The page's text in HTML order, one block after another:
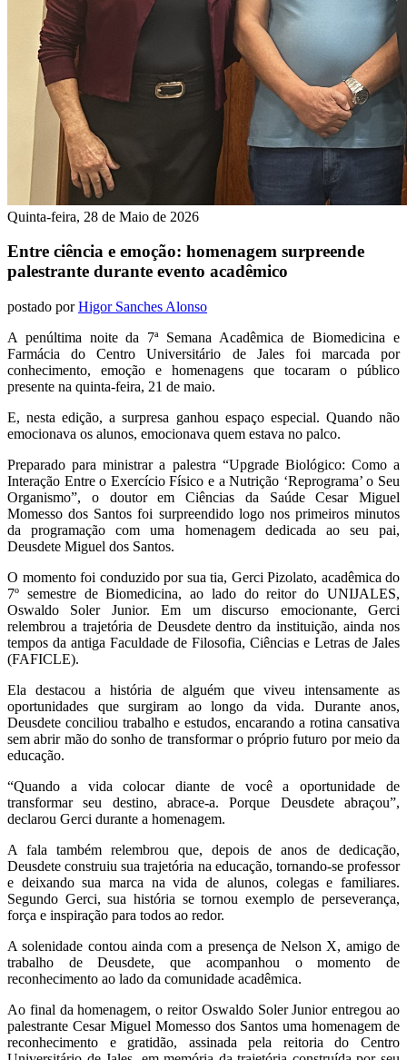
Quinta-feira, 28 de Maio de 2026
Entre ciência e emoção: homenagem surpreende
palestrante durante evento acadêmico
postado porHigor Sanches Alonso
A penúltima noite da 7ª Semana Acadêmica de Biomedicina e
Farmácia do Centro Universitário de Jales foi marcada por
conhecimento, emoção e homenagens que tocaram o público
presente na quinta-feira, 21 de maio.
E, nesta edição, a surpresa ganhou espaço especial. Quando não
emocionava os alunos, emocionava quem estava no palco.
Preparado para ministrar a palestra “Upgrade Biológico: Como a
Interação Entre o Exercício Físico e a Nutrição ‘Reprograma’ o Seu
Organismo”, o doutor em Ciências da Saúde Cesar Miguel
Momesso dos Santos foi surpreendido logo nos primeiros minutos
da programação com uma homenagem dedicada ao seu pai,
Deusdete Miguel dos Santos.
O momento foi conduzido por sua tia, Gerci Pizolato, acadêmica do
7º semestre de Biomedicina, ao lado do reitor do UNIJALES,
Oswaldo Soler Junior. Em um discurso emocionante, Gerci
relembrou a trajetória de Deusdete dentro da instituição, ainda nos
tempos da antiga Faculdade de Filosofia, Ciências e Letras de Jales
(FAFICLE).
Ela destacou a história de alguém que viveu intensamente as
oportunidades que surgiram ao longo da vida. Durante anos,
Deusdete conciliou trabalho e estudos, encarando a rotina cansativa
sem abrir mão do sonho de transformar o próprio futuro por meio da
educação.
“Quando a vida colocar diante de você a oportunidade de
transformar seu destino, abrace-a. Porque Deusdete abraçou”,
declarou Gerci durante a homenagem.
A fala também relembrou que, depois de anos de dedicação,
Deusdete construiu sua trajetória na educação, tornando-se professor
e deixando sua marca na vida de alunos, colegas e familiares.
Segundo Gerci, sua história se tornou exemplo de perseverança,
força e inspiração para todos ao redor.
A solenidade contou ainda com a presença de Nelson X, amigo de
trabalho de Deusdete, que acompanhou o momento de
reconhecimento ao lado da comunidade acadêmica.
Ao final da homenagem, o reitor Oswaldo Soler Junior entregou ao
palestrante Cesar Miguel Momesso dos Santos uma homenagem de
reconhecimento e gratidão, assinada pela reitoria do Centro